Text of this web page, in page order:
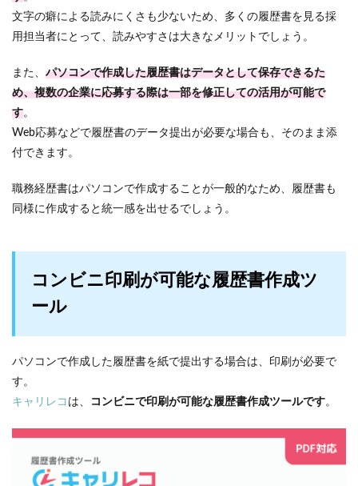
文字の癖による読みにくさも少ないため、多くの履歴書を見る採
用担当者にとって、読みやすさは大きなメリットでしょう。
また、 パソコンで作成した履歴書はデータとして保存できるた
め、複数の企業に応募する際は一部を修正しての活用が可能で
す。
Web応募などで履歴書のデータ提出が必要な場合も、そのまま添
付できます。
職務経歴書はパソコンで作成することが一般的なため、履歴書も
同様に作成すると統一感を出せるでしょう。
コンビニ印刷が可能な履歴書作成ツ
ール
パソコンで作成した履歴書を紙で提出する場合は、印刷が必要で
す。
キャリレコ は、 コンビニで印刷が可能な履歴書作成ツールです。